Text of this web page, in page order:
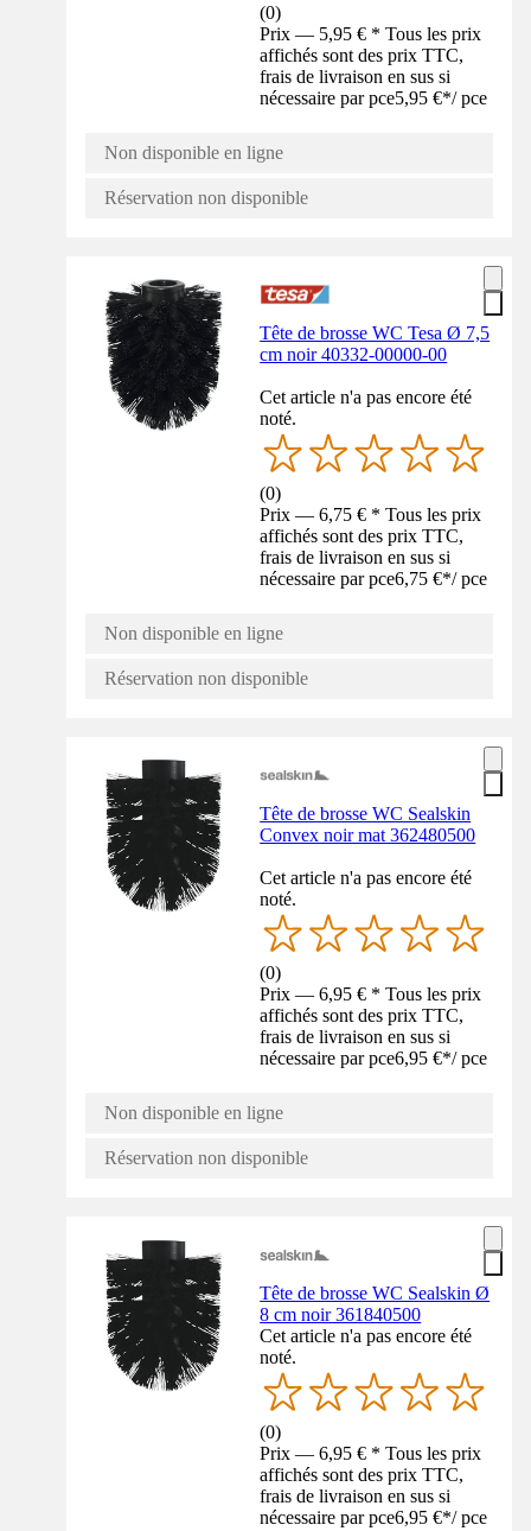
(0)
Prix — 5,95 € * Tous les prix
affichés sont des prix TTC,
frais de livraison en sus si
nécessaire par pce5,95 €*/ pce
Non disponible en ligne
Réservation non disponible
Tête de brosse WC Tesa Ø 7,5
cm noir 40332-00000-00
Cet article n'a pas encore été
noté.
(0)
Prix — 6,75 € * Tous les prix
affichés sont des prix TTC,
frais de livraison en sus si
nécessaire par pce6,75 €*/ pce
Non disponible en ligne
Réservation non disponible
Tête de brosse WC Sealskin
Convex noir mat 362480500
Cet article n'a pas encore été
noté.
(0)
Prix — 6,95 € * Tous les prix
affichés sont des prix TTC,
frais de livraison en sus si
nécessaire par pce6,95 €*/ pce
Non disponible en ligne
Réservation non disponible
Tête de brosse WC Sealskin Ø
8 cm noir 361840500
Cet article n'a pas encore été
noté.
(0)
Prix — 6,95 € * Tous les prix
affichés sont des prix TTC,
frais de livraison en sus si
nécessaire par pce6,95 €*/ pce